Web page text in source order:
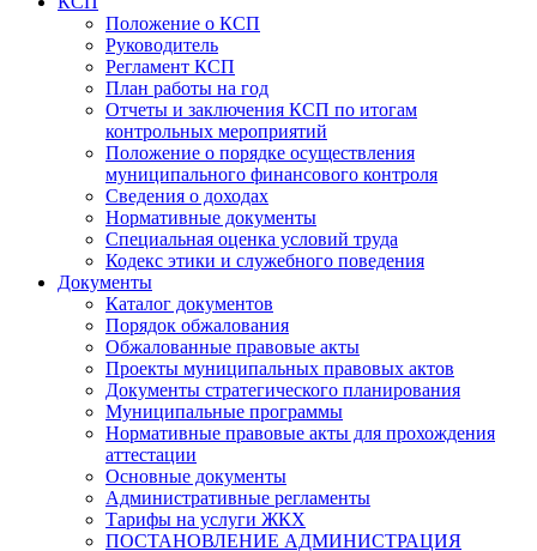
Положение о КСП
Руководитель
Регламент КСП
План работы на год
Отчеты и заключения КСП по итогам
контрольных мероприятий
Положение о порядке осуществления
муниципального финансового контроля
Сведения о доходах
Нормативные документы
Специальная оценка условий труда
Кодекс этики и служебного поведения
Документы
Каталог документов
Порядок обжалования
Обжалованные правовые акты
Проекты муниципальных правовых актов
Документы стратегического планирования
Муниципальные программы
Нормативные правовые акты для прохождения
аттестации
Основные документы
Административные регламенты
Тарифы на услуги ЖКХ
ПОСТАНОВЛЕНИЕ АДМИНИСТРАЦИЯ